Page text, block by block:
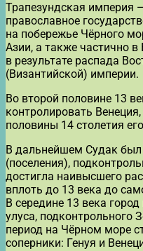
Трапезундская империя
православное
на побережье Чёрного
Азии, а также частично
в результате распада
(Византийской) империи.
Во второй половине 13
контролировать
половины 14 столетия
В дальнейшем Судак
(поселения),
достигла наивысшего
вплоть до 13 века до
В середине 13 века
улуса, подконтрольного
период на Чёрном море
соперники: Генуя и